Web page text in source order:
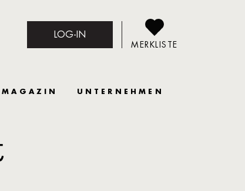
LOG-IN
MERKLISTE
MAGAZIN UNTERNEHMEN